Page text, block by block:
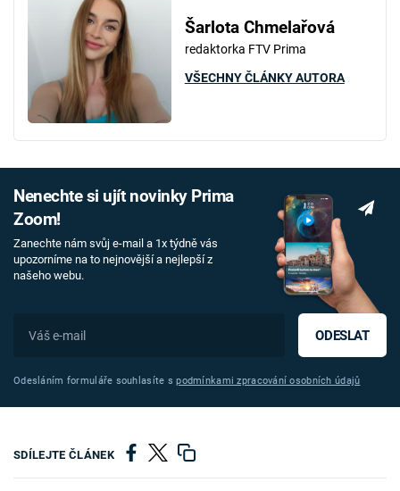
Šarlota Chmelařová
redaktorka FTV Prima
VŠECHNY ČLÁNKY AUTORA
Nenechte si ujít novinky Prima
Zoom!
Zanechte nám svůj e-mail a 1x týdně vás
upozorníme na to nejnovější a nejlepší z
našeho webu.
ODESLAT
Odesláním formuláře souhlasíte spodmínkami zpracování osobních údajů
SDÍLEJTE ČLÁNEK